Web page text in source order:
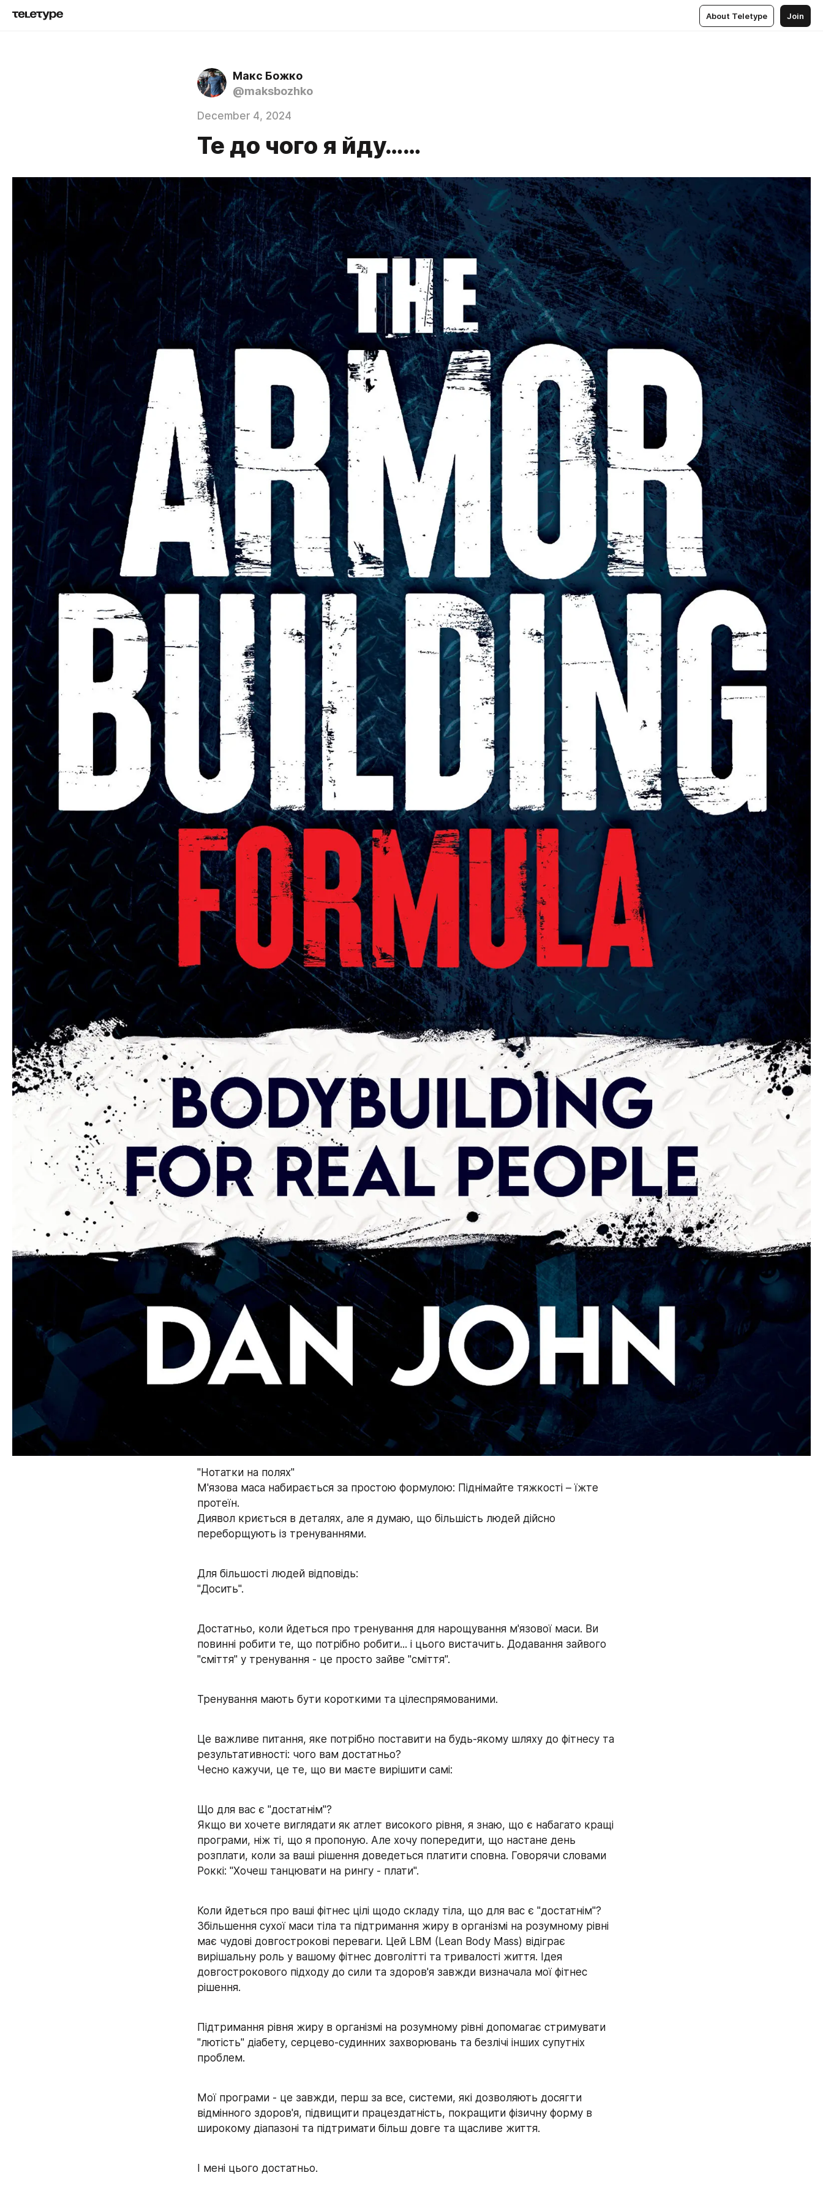
About Teletype Join
Макс Божко
@maksbozhko
December 4, 2024
Те до чого я йду……
"Нотатки на полях"
М'язова маса набирається за простою формулою: Піднімайте тяжкості – їжте
протеїн.
Диявол криється в деталях, але я думаю, що більшість людей дійсно
переборщують із тренуваннями.
Для більшості людей відповідь:
"Досить".
Достатньо, коли йдеться про тренування для нарощування м'язової маси. Ви
повинні робити те, що потрібно робити... і цього вистачить. Додавання зайвого
"сміття" у тренування - це просто зайве "сміття".
Тренування мають бути короткими та цілеспрямованими.
Це важливе питання, яке потрібно поставити на будь-якому шляху до фітнесу та
результативності: чого вам достатньо?
Чесно кажучи, це те, що ви маєте вирішити самі:
Що для вас є "достатнім"?
Якщо ви хочете виглядати як атлет високого рівня, я знаю, що є набагато кращі
програми, ніж ті, що я пропоную. Але хочу попередити, що настане день
розплати, коли за ваші рішення доведеться платити сповна. Говорячи словами
Роккі: "Хочеш танцювати на рингу - плати".
Коли йдеться про ваші фітнес цілі щодо складу тіла, що для вас є "достатнім"?
Збільшення сухої маси тіла та підтримання жиру в організмі на розумному рівні
має чудові довгострокові переваги. Цей LBM (Lean Body Mass) відіграє
вирішальну роль у вашому фітнес довголітті та тривалості життя. Ідея
довгострокового підходу до сили та здоров'я завжди визначала мої фітнес
рішення.
Підтримання рівня жиру в організмі на розумному рівні допомагає стримувати
"лютість" діабету, серцево-судинних захворювань та безлічі інших супутніх
проблем.
Мої програми - це завжди, перш за все, системи, які дозволяють досягти
відмінного здоров'я, підвищити працездатність, покращити фізичну форму в
широкому діапазоні та підтримати більш довге та щасливе життя.
І мені цього достатньо.